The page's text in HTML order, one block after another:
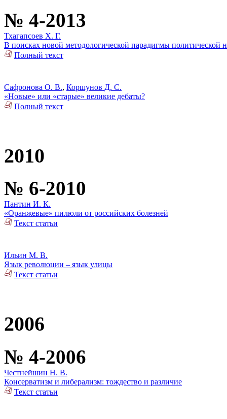
№ 4-2013
Тхагапсоев Х. Г.
В поисках новой методологической парадигмы политической
Полный текст
Сафронова О. В., Коршунов Д. С.
«Новые» или «старые» великие дебаты?
Полный текст
2010
№ 6-2010
Пантин И. К.
«Оранжевые» пилюли от российских болезней
Текст статьи
Ильин М. В.
Язык революции – язык улицы
Текст статьи
2006
№ 4-2006
Честнейшин Н. В.
Консерватизм и либерализм: тождество и различие
Текст статьи